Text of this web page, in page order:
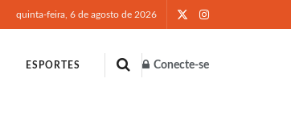
quinta-feira, 6 de agosto de 2026
ESPORTES Conecte-se